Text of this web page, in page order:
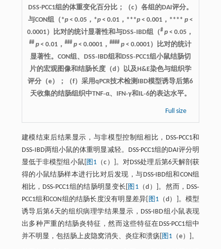
DSS-PCC1组的体重变化百分比；（c）各组的DAI评分。
与CON组（*p< 0.05，*p< 0.01，***p< 0.001，**** p<
0.0001）比对的统计显著性和与DSS‐IBD组（# p < 0.05，
## p < 0.01，### p < 0.0001，#### p < 0.0001）比对的统计
显著性。CON组、DSS‐IBD组和DSS‐PCC1组小鼠结肠切
片的宏观图像和结肠长度（d）以及H&E染色与组织学
评分（e）；（f）采用qPCR技术检测IBD模型诱导后第6
天收集的结肠组织中TNF‐α、IFN‐γ和IL‐6的表达水平。
Full size
建模结束后结果显示，与非模型控制组相比，DSS‐PCC1和
DSS‐IBD两组小鼠的体重明显减轻。DSS-PCC1组的DAI评分明
显低于非模型组小鼠[ 图1 （c）]。对DSS处理后第6天解剖获
得的小鼠结肠样本进行比对后发现，与DSS-IBD组和CON组
相比，DSS‐PCC1组的结肠明显变长[ 图1（d）]。然而，DSS‐
PCC1组和CON组的结肠长度没有明显差异[ 图1（d）]。模型
诱导后第6天的组织病理学结果显示，DSS-IBD组小鼠表现
出多种严重的结肠炎特征，然而这些特征在DSS-PCC1组中
并不明显，包括肠上皮隐窝消失、炎症和溃疡[ 图1（e）]。